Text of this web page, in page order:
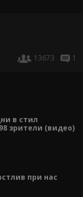
13673
1
в стил
зрители (видео)
при нас